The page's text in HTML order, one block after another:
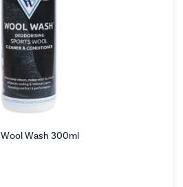
Wash 300ml